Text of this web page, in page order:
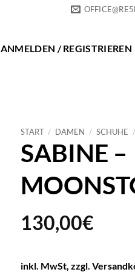
ANMELDEN / REGISTRIEREN
START / DAMEN / SCHUHE /
SABINE –
130,00€
inkl. MwSt, zzgl.